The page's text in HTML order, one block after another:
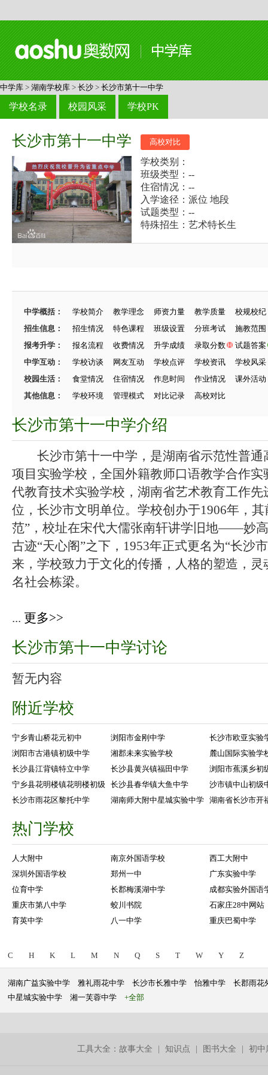
中学库 > 湖南学校库 > 长沙 > 长沙市第十一中学
学校名录 校园风采 学校PK
长沙市第十一中学 高校对比
学校类别：
班级类型：--
住宿情况：--
入学途径：派位 地段
试题类型：--
特殊招生：艺术特长生
中学概括： 学校简介 教学理念 师资力量 教学质量
校规校纪
招生信息：
招生情况 特色课程 班级设置 分班考试
施教范围
报考升学：
报名流程 收费情况 升学成绩 录取分数
试题答案
中学互动：
学校访谈 网友互动 学校点评 学校资讯
学校风采
校园生活：
食堂情况 住宿情况 作息时间 作业情况
课外活动
其他信息：
学校环境 管理模式 对比记录 高校对比
长沙市第十一中学介绍
长沙市第十一中学，是湖南省示范性普通
项目实验学校，全国外籍教师口语教学合作
代教育技术实验学校，湖南省艺术教育工作
位，长沙市文明单位。学校创办于1906年，
范”，校址在宋代大儒张南轩讲学旧地——妙
古迹“天心阁”之下，1953年正式更名为“长沙
来，学校致力于文化的传播，人格的塑造，
名社会栋梁。
... 更多>>
长沙市第十一中学讨论
暂无内容
附近学校
宁乡青山桥花元初中 浏阳市金刚中学
长沙市欧亚实验
浏阳市古港镇初级中学
湘郡未来实验学校
麓山国际实验学
长沙县江背镇特立中学
长沙县黄兴镇福田中学
浏阳市蕉溪乡初
宁乡县花明楼镇花明楼初级
长沙县春华镇大鱼中学
沙市镇中山初级
长沙市雨花区黎托中学
湖南师大附中星城实验中学 湖南省长沙市开
热门学校
人大附中 南京外国语学校
西工大附中
深圳外国语学校
郑州一中
广东实验中学
位育中学
长郡梅溪湖中学
成都实验外国语
重庆市第八中学
蛟川书院
石家庄28中网站
育英中学
八一中学 重庆巴蜀中学
C H K L M N Q S T W Y Z
湖南广益实验中学 雅礼雨花中学 长沙市长雅中学 怡雅中学
长郡雨花
中星城实验中学
湘一芙蓉中学 +全部
工具大全：故事大全 |知识点 图书大全 |初中